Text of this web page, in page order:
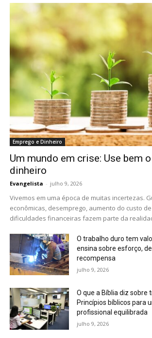
Emprego e Dinheiro
Um mundo em crise: Use bem
dinheiro
Evangelista - julho 9, 2026
Vivemos em uma época de muitas incertezas.
econômicas, desemprego, aumento do custo
dificuldades financeiras fazem parte da
O trabalho duro tem
ensina sobre esforço,
recompensa
julho 9, 2026
O que a Bíblia diz sobre
Princípios bíblicos para
profissional equilibrada
julho 9, 2026